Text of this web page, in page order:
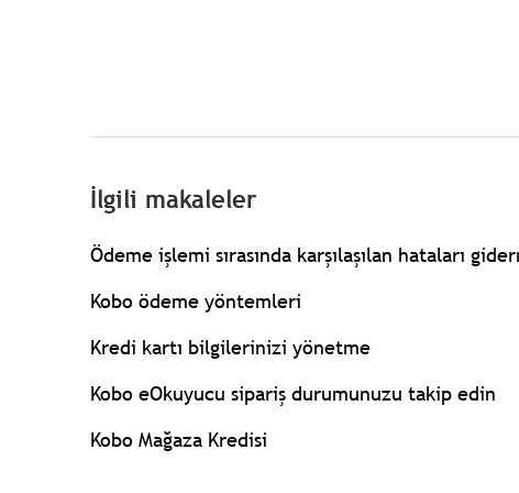
İlgili makaleler
Ödeme işlemi sırasında karşılaşılan hataları
Kobo ödeme yöntemleri
Kredi kartı bilgilerinizi yönetme
Kobo eOkuyucu sipariş durumunuzu takip edin
Kobo Mağaza Kredisi